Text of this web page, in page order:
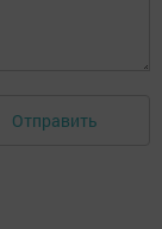
Отправить